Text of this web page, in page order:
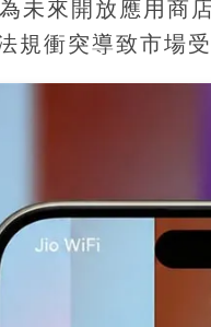
未來開放應用商
規衝突導致市場受